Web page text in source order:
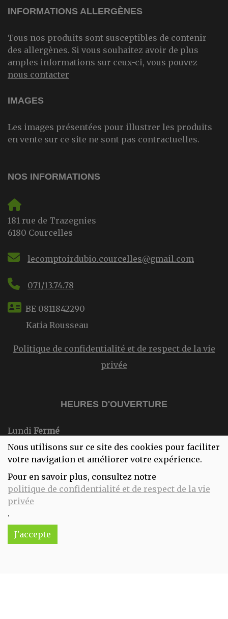
Nous utilisons sur ce site des cookies pour faciliter
votre navigation et améliorer votre expérience.
Pour en savoir plus, consultez notre
politique de confidentialité et de respect de la vie
privée
.
J'accepte
INFORMATIONS ALLERGÈNES
Tous nos produits sont susceptibles de contenir
des allergènes. Si vous souhaitez avoir de plus
amples informations sur ceux-ci, vous pouvez
nous contacter
IMAGES
Les images présentées pour illustrer les produits
en vente sur ce site ne sont pas contractuelles.
NOS INFORMATIONS
181 rue de Trazegnies
6180 Courcelles
lecomptoirdubio.courcelles@gmail.com
071/13.74.78
BE 0811842290
Katia Rousseau
Politique de confidentialité et de respect de la vie
privée
HEURES D'OUVERTURE
Lundi Fermé
Mardi10:00-18:00
Mercredi 10:00-18:00
10:00-18:00
Vendredi10:00-18:00
Samedi10:00-18:00
Dimanche